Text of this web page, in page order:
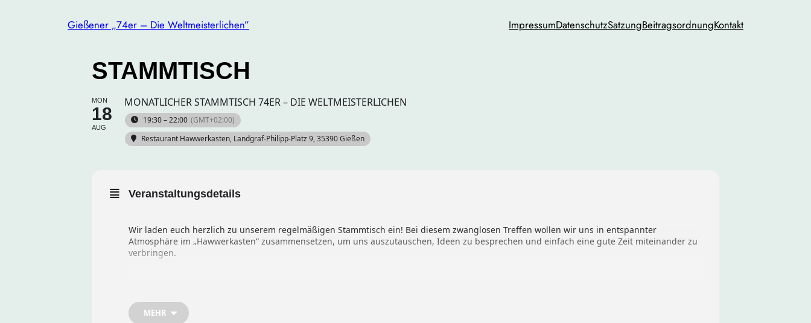
Gießener „74er – Die Weltmeisterlichen” ImpressumDatenschutzSatzungBeitragsordnungKontakt
STAMMTISCH
MON
18
AUG
MONATLICHER STAMMTISCH 74ER – DIE WELTMEISTERLICHEN
19:30 – 22:00 (GMT+02:00)
Restaurant Hawwerkasten, Landgraf-Philipp-Platz 9, 35390 Gießen
Veranstaltungsdetails
Wir laden euch herzlich zu unserem regelmäßigen Stammtisch ein! Bei diesem zwanglosen Treffen wollen wir uns in entspannter
Atmosphäre im „Hawwerkasten“ zusammensetzen, um uns auszutauschen, Ideen zu besprechen und einfach eine gute Zeit miteinander zu
verbringen.
MEHR